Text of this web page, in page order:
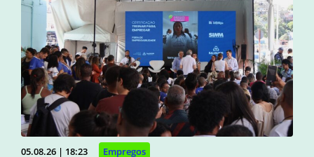
05.08.26 | 18:23 Empregos